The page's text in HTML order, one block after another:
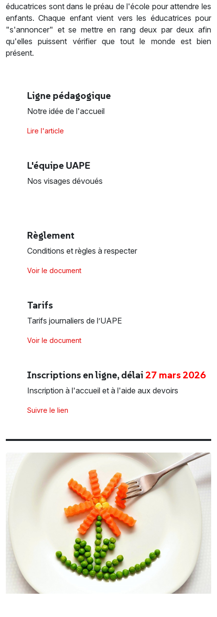
éducatrices sont dans le préau de l'école pour attendre les
enfants. Chaque enfant vient vers les éducatrices pour
"s'annoncer" et se mettre en rang deux par deux afin
qu'elles puissent vérifier que tout le monde est bien
présent.
Ligne pédagogique
Notre idée de l'accueil
Lire l'article
L'équipe UAPE
Nos visages dévoués
Règlement
Conditions et règles à respecter
Voir le document
Tarifs
Tarifs journaliers de l’UAPE
Voir le document
Inscriptions en ligne, délai 27 mars 2026
Inscription à l'accueil et à l'aide aux devoirs
Suivre le lien